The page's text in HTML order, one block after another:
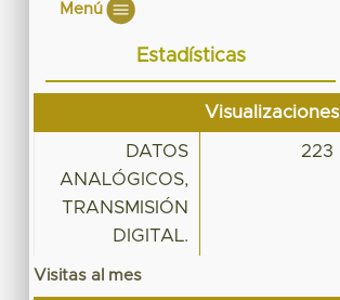
Menú
Estadísticas
Visualizaciones
DATOS
ANALÓGICOS,
TRANSMISIÓN
DIGITAL.
223
Visitas al mes